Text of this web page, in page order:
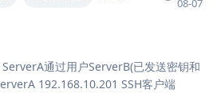
08-07
通过用户ServerB(已发送密钥和
192.168.10.201 SSH客户端